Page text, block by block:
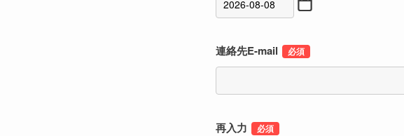
連絡先E-mail
再入力